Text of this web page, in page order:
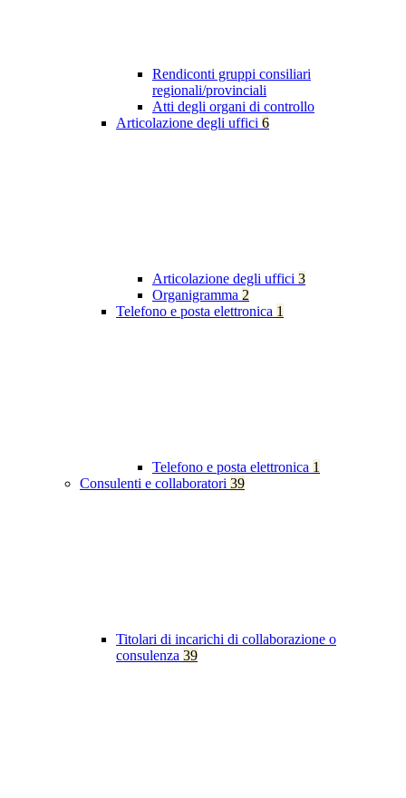
Rendiconti gruppi consiliari
regionali/provinciali
Atti degli organi di controllo
Articolazione degli uffici 6
Articolazione degli uffici 3
Organigramma 2
Telefono e posta elettronica 1
Telefono e posta elettronica 1
Consulenti e collaboratori 39
Titolari di incarichi di collaborazione o
consulenza 39